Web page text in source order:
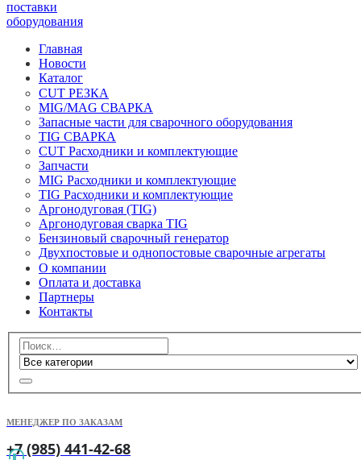
Главная
Новости
Каталог
CUT РЕЗКА
MIG/MAG СВАРКА
Запасные части для сварочного оборудования
TIG СВАРКА
CUT Расходники и комплектующие
Запчасти
MIG Расходники и комплектующие
TIG Расходники и комплектующие
Аргонодуговая (TIG)
Аргонодуговая сварка TIG
Бензиновый сварочный генератор
Двухпостовые и однопостовые сварочные агрегаты
О компании
Оплата и доставка
Партнеры
Контакты
МЕНЕДЖЕР ПО ЗАКАЗАМ
+7 (985) 441-42-68